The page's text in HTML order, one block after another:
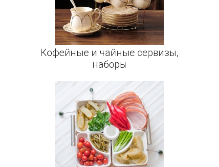
Кофейные и чайные сервизы,
наборы